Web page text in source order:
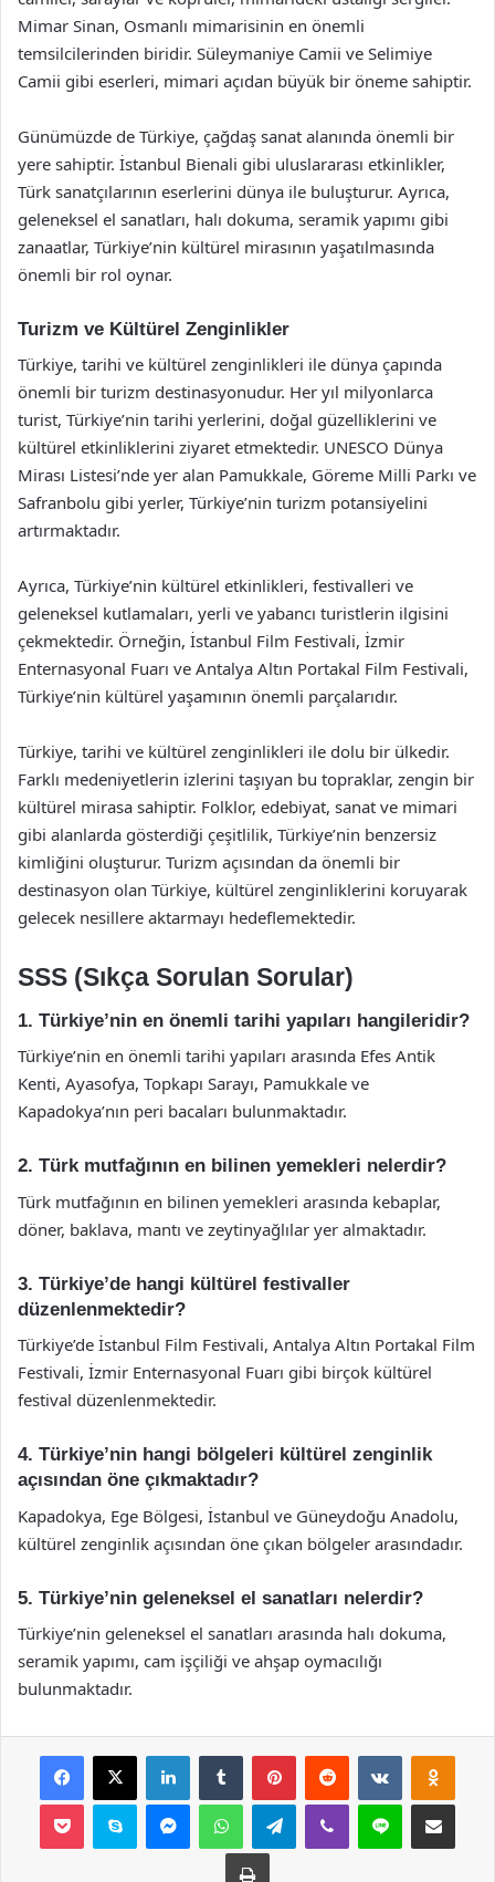
Mimar Sinan, Osmanlı mimarisinin en önemli
temsilcilerinden biridir. Süleymaniye Camii ve Selimiye
Camii gibi eserleri, mimari açıdan büyük bir öneme sahiptir.
Günümüzde de Türkiye, çağdaş sanat alanında önemli bir
yere sahiptir. İstanbul Bienali gibi uluslararası etkinlikler,
Türk sanatçılarının eserlerini dünya ile buluşturur. Ayrıca,
geleneksel el sanatları, halı dokuma, seramik yapımı gibi
zanaatlar, Türkiye’nin kültürel mirasının yaşatılmasında
önemli bir rol oynar.
Turizm ve Kültürel Zenginlikler
Türkiye, tarihi ve kültürel zenginlikleri ile dünya çapında
önemli bir turizm destinasyonudur. Her yıl milyonlarca
turist, Türkiye’nin tarihi yerlerini, doğal güzelliklerini ve
kültürel etkinliklerini ziyaret etmektedir. UNESCO Dünya
Mirası Listesi’nde yer alan Pamukkale, Göreme Milli Parkı ve
Safranbolu gibi yerler, Türkiye’nin turizm potansiyelini
artırmaktadır.
Ayrıca, Türkiye’nin kültürel etkinlikleri, festivalleri ve
geleneksel kutlamaları, yerli ve yabancı turistlerin ilgisini
çekmektedir. Örneğin, İstanbul Film Festivali, İzmir
Enternasyonal Fuarı ve Antalya Altın Portakal Film Festivali,
Türkiye’nin kültürel yaşamının önemli parçalarıdır.
Türkiye, tarihi ve kültürel zenginlikleri ile dolu bir ülkedir.
Farklı medeniyetlerin izlerini taşıyan bu topraklar, zengin bir
kültürel mirasa sahiptir. Folklor, edebiyat, sanat ve mimari
gibi alanlarda gösterdiği çeşitlilik, Türkiye’nin benzersiz
kimliğini oluşturur. Turizm açısından da önemli bir
destinasyon olan Türkiye, kültürel zenginliklerini koruyarak
gelecek nesillere aktarmayı hedeflemektedir.
SSS (Sıkça Sorulan Sorular)
1. Türkiye’nin en önemli tarihi yapıları hangileridir?
Türkiye’nin en önemli tarihi yapıları arasında Efes Antik
Kenti, Ayasofya, Topkapı Sarayı, Pamukkale ve
Kapadokya’nın peri bacaları bulunmaktadır.
2. Türk mutfağının en bilinen yemekleri nelerdir?
Türk mutfağının en bilinen yemekleri arasında kebaplar,
döner, baklava, mantı ve zeytinyağlılar yer almaktadır.
3. Türkiye’de hangi kültürel festivaller
düzenlenmektedir?
Türkiye’de İstanbul Film Festivali, Antalya Altın Portakal Film
Festivali, İzmir Enternasyonal Fuarı gibi birçok kültürel
festival düzenlenmektedir.
4. Türkiye’nin hangi bölgeleri kültürel zenginlik
açısından öne çıkmaktadır?
Kapadokya, Ege Bölgesi, İstanbul ve Güneydoğu Anadolu,
kültürel zenginlik açısından öne çıkan bölgeler arasındadır.
5. Türkiye’nin geleneksel el sanatları nelerdir?
Türkiye’nin geleneksel el sanatları arasında halı dokuma,
seramik yapımı, cam işçiliği ve ahşap oymacılığı
bulunmaktadır.
Facebook
X LinkedInTumblr PinterestReddit VKontakte
Pocket Skype MessengerWhatsAppTelegramViber Line E-Posta ile
Yazdır